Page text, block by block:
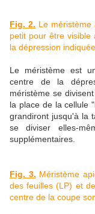
Fig. 2. Le méristème
petit pour être visible
la dépression
Le méristème est
centre de la
méristème se
la place de la cellule
grandiront jusqu'à la
se diviser elles-
supplémentaires.
Fig. 3. Méristème
des feuilles (LP) et
centre de la coupe